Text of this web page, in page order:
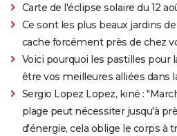
Carte de l'éclipse solaire du 12
Ce sont les plus beaux jardins
cache forcément près de chez
Voici pourquoi les pastilles pour
être vos meilleures alliées dans
Sergio Lopez Lopez, kiné :
plage peut nécessiter jusqu'à
d'énergie, cela oblige le corps à